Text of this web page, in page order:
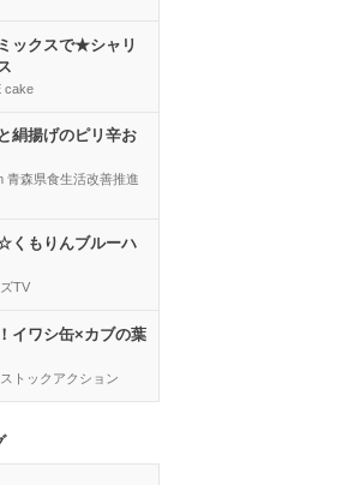
ックスで★シャリ
cake
絹揚げのピリ辛お
青森県食生活改善推進
くもりんブルーハ
TV
イワシ缶×カブの葉
トックアクション